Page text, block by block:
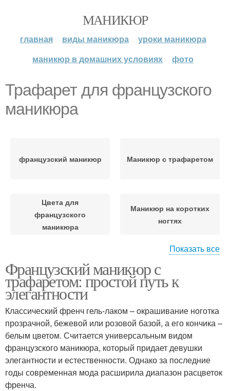
МАНИКЮР
главная виды маникюра
уроки маникюра
маникюр в домашних условиях
фото
Трафарет для французского
маникюра
французский маникюр Маникюр с трафаретом
Цвета для
французского
маникюра
Маникюр на коротких
ногтях
трафаретами
Маникюр с пайетками
Французские маникюры Трафарет для френча
Трафареты для дизайна
Трафареты для
Показать все
Французский маникюр с
трафаретом: простой путь к
элегантности
Классический френч гель-лаком – окрашивание ноготка
прозрачной, бежевой или розовой базой, а его кончика –
белым цветом. Считается универсальным видом
французского маникюра, который придает девушки
элегантности и естественности. Однако за последние
годы современная мода расширила диапазон расцветок
френча.